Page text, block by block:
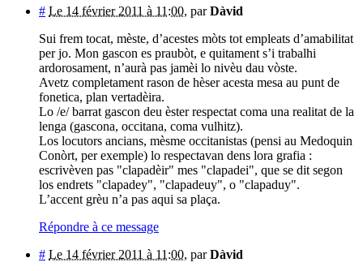
# Le 14 février 2011 à 11:00, parDàvid
Sui frem tocat, mèste, d’acestes mòts tot empleats d’amabilitat
per jo. Mon gascon es praubòt, e quitament s’i trabalhi
ardorosament, n’aurà pas jamèi lo nivèu dau vòste.
Avetz completament rason de hèser acesta mesa au punt de
fonetica, plan vertadèira.
Lo /e/ barrat gascon deu èster respectat coma una realitat de la
lenga (gascona, occitana, coma vulhitz).
Los locutors ancians, mèsme occitanistas (pensi au Medoquin
Conòrt, per exemple) lo respectavan dens lora grafia :
escrivèven pas "clapadèir" mes "clapadei", que se dit segon
los endrets "clapadey", "clapadeuy", o "clapaduy".
L’accent grèu n’a pas aqui sa plaça.
Répondre à ce message
# Le 14 février 2011 à 11:00, parDàvid